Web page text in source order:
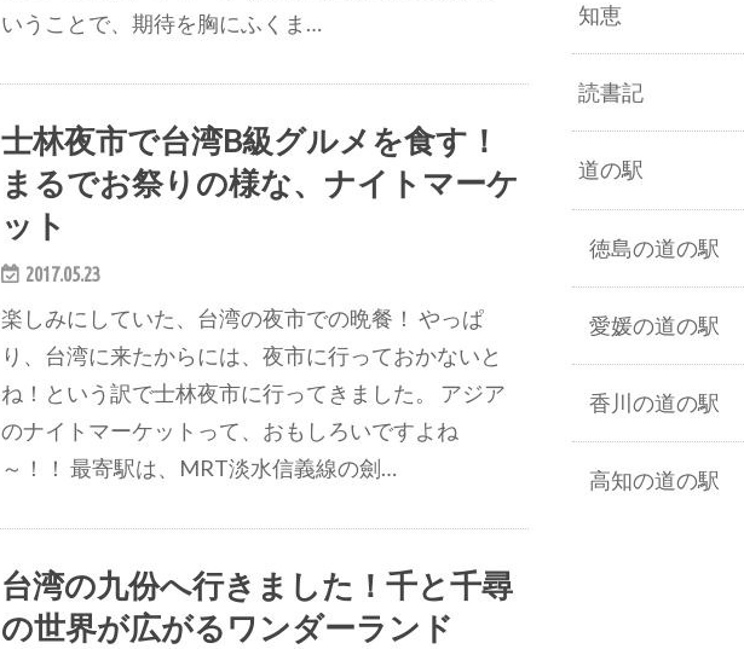
いうことで、期待を胸にふくま…
士林夜市で台湾B級グルメを食す！
まるでお祭りの様な、ナイトマーケ
ット
2017.05.23
楽しみにしていた、台湾の夜市での晩餐！ やっぱ
り、台湾に来たからには、夜市に行っておかないと
ね！という訳で士林夜市に行ってきました。 アジア
のナイトマーケットって、おもしろいですよね
～！！ 最寄駅は、MRT淡水信義線の劍…
台湾の九份へ行きました！千と千尋
の世界が広がるワンダーランド
知恵
読書記
道の駅
徳島の道の駅
愛媛の道の駅
香川の道の駅
高知の道の駅